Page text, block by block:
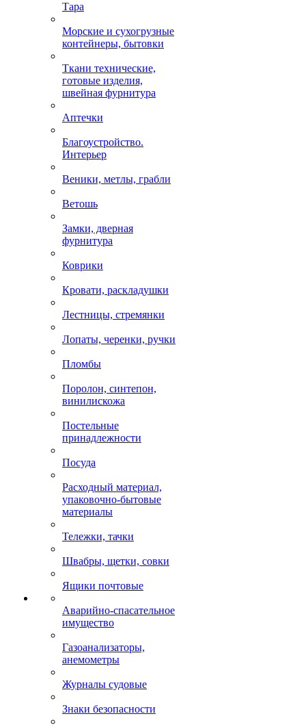
Тара
Морские и сухогрузные
контейнеры, бытовки
Ткани технические,
готовые изделия,
швейная фурнитура
Аптечки
Благоустройство.
Интерьер
Веники, метлы, грабли
Ветошь
Замки, дверная
фурнитура
Коврики
Кровати, раскладушки
Лестницы, стремянки
Лопаты, черенки, ручки
Пломбы
Поролон, синтепон,
винилискожа
Постельные
принадлежности
Посуда
Расходный материал,
упаковочно-бытовые
материалы
Тележки, тачки
Швабры, щетки, совки
Ящики почтовые
Аварийно-спасательное
имущество
Газоанализаторы,
анемометры
Журналы судовые
Знаки безопасности